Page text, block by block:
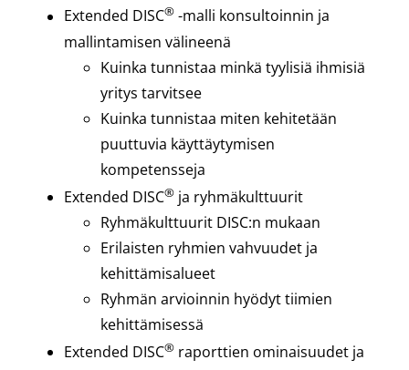
Extended DISC® -malli konsultoinnin ja
mallintamisen välineenä
Kuinka tunnistaa minkä tyylisiä ihmisiä
yritys tarvitsee
Kuinka tunnistaa miten kehitetään
puuttuvia käyttäytymisen
kompetensseja
Extended DISC® ja ryhmäkulttuurit
Ryhmäkulttuurit DISC:n mukaan
Erilaisten ryhmien vahvuudet ja
kehittämisalueet
Ryhmän arvioinnin hyödyt tiimien
kehittämisessä
Extended DISC® raporttien ominaisuudet ja